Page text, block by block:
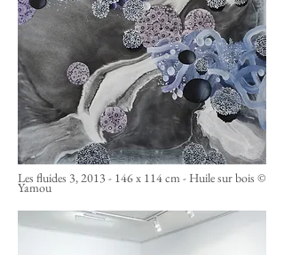
Les fluides 3,2013 - 146x 114 cm - Huile sur bois ©
Yamou